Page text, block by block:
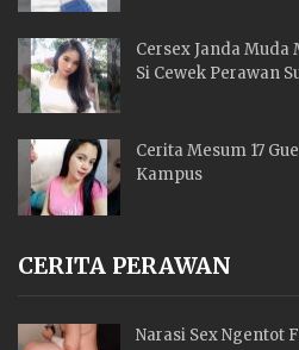
Cersex Janda Muda
Si Cewek Perawan
Cerita Mesum 17
Kampus
CERITA PERAWAN
Narasi Sex Ngentot